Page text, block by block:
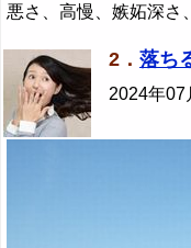
悪さ、高慢、嫉妬深さ
2． 落ち
2024年07